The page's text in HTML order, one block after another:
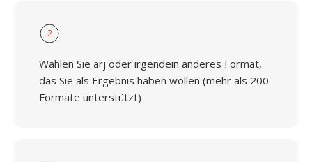
2
Wählen Sie arj oder irgendein anderes Format,
das Sie als Ergebnis haben wollen (mehr als 200
Formate unterstützt)